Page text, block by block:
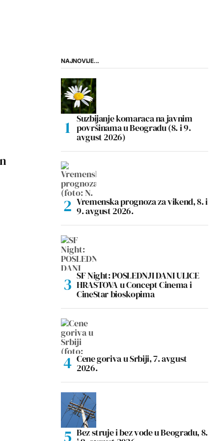
NAJNOVIJE...
Suzbijanje komaraca na javnim
površinama u Beogradu (8. i 9.
avgust 2026)
Vremenska prognoza za vikend, 8. i
9. avgust 2026.
SF Night: POSLEDNJI DANI ULICE
HRASTOVA u Concept Cinema i
CineStar bioskopima
Cene goriva u Srbiji, 7. avgust
2026.
Bez struje i bez vode u Beogradu, 8.